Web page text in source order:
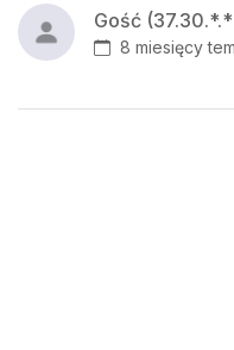
Gość
8 miesięcy